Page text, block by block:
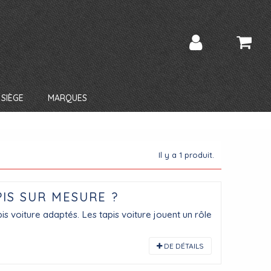
MARQUES
Il y a 1 produit.
SUR MESURE ?
voiture adaptés. Les tapis voiture jouent un rôle
DE DÉTAILS